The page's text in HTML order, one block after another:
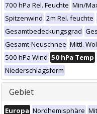
700 hPa Rel. Feuchte Min/
Spitzenwind 2m Rel. feuchte
Gesamtbedeckungsgrad
Gesamt-Neuschnee Mittl.
500 hPa Wind 50 hPa Temp
Niederschlagsform
Gebiet
Europa Nordhemisphäre